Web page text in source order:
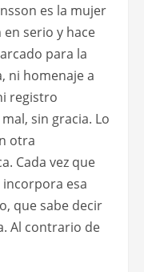
es la mujer
serio y hace
para la
ni homenaje a
registro
sin gracia. Lo
otra
Cada vez que
esa
que sabe decir
Al contrario de